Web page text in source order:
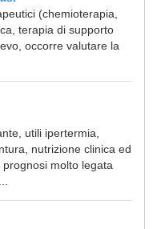
(chemioterapia,
terapia di supporto
occorre valutare la
utili ipertermia,
nutrizione clinica ed
molto legata